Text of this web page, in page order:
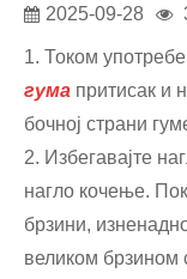
2025-09-28
1. Током
гума притисак и
бочној страни
2. Избегавајте
нагло кочење.
брзини,
великом брзином